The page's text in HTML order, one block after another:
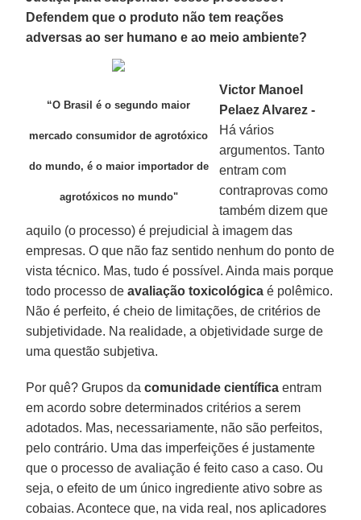
Defendem que o produto não tem reações
adversas ao ser humano e ao meio ambiente?
“O Brasil é o segundo maior
mercado consumidor de agrotóxico
do mundo, é o maior importador de
agrotóxicos no mundo"
Victor Manoel
Pelaez Alvarez -
Há vários
argumentos. Tanto
entram com
contraprovas como
também dizem que
aquilo (o processo) é prejudicial à imagem das
empresas. O que não faz sentido nenhum do ponto de
vista técnico. Mas, tudo é possível. Ainda mais porque
todo processo deavaliação toxicológica é polêmico.
Não é perfeito, é cheio de limitações, de critérios de
subjetividade. Na realidade, a objetividade surge de
uma questão subjetiva.
Por quê? Grupos dacomunidade científica entram
em acordo sobre determinados critérios a serem
adotados. Mas, necessariamente, não são perfeitos,
pelo contrário. Uma das imperfeições é justamente
que o processo de avaliação é feito caso a caso. Ou
seja, o efeito de um único ingrediente ativo sobre as
cobaias. Acontece que, na vida real, nos aplicadores